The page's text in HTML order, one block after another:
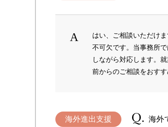
はい、ご相談いただけ
不可欠です。当事務所
しながら対応します。
前からのご相談をおすす
海外進出支援 海外